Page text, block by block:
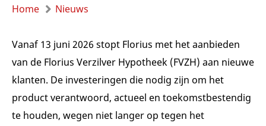
Home Nieuws
Vanaf 13 juni 2026 stopt Florius met het aanbieden
van de Florius Verzilver Hypotheek (FVZH) aan nieuwe
klanten. De investeringen die nodig zijn om het
product verantwoord, actueel en toekomstbestendig
te houden, wegen niet langer op tegen het